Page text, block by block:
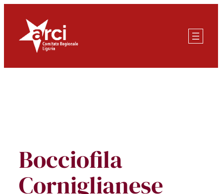
contenuto
Bocciofila
Corniglianese